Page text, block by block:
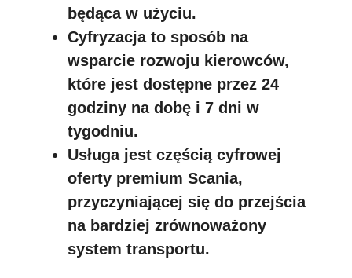
będąca w użyciu.
Cyfryzacja to sposób na
wsparcie rozwoju kierowców,
które jest dostępne przez 24
godziny na dobę i 7 dni w
tygodniu.
Usługa jest częścią cyfrowej
oferty premium Scania,
przyczyniającej się do przejścia
na bardziej zrównoważony
system transportu.